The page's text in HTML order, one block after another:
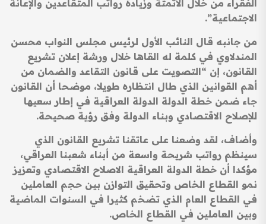
الفقراء من خلال الأتمتة وزيادة رواتب المتقاعدين والإعانة
الاجتماعية”.
من جانبه قال النائب الأول لرئيس مجلس النواب محسن
المندلاوي في كلمة له القاها خلال ورشة إعلان تشريع
القانون، إن “التصويت على قانون التقاعد والضمان من
أهم القوانين الذي طال انتظاره طويلا، موضحا أن القانون
جاء ضمن خطة الدولة الدولة العراقية في إطار سعيها
للإصلاح الاقتصادي وبناء الدولة وفق رؤية صحيحة.
وأضاف، لقد وضعنا على عاتقنا تشريع القانون الذي
سينظم رواتب شريحة واسعة من أبناء شعبنا العراقي،
مؤكدا أن خطة الدولة العراقية الاصلاح الاقتصادي وتعزيز
نمو القطاع الخاص وتحقيق التوازن بين حجم العاملين
في القطاع العام الذي تضخم كثيرا في السنوات الماضية
وبين العاملين في القطاع الخاص.